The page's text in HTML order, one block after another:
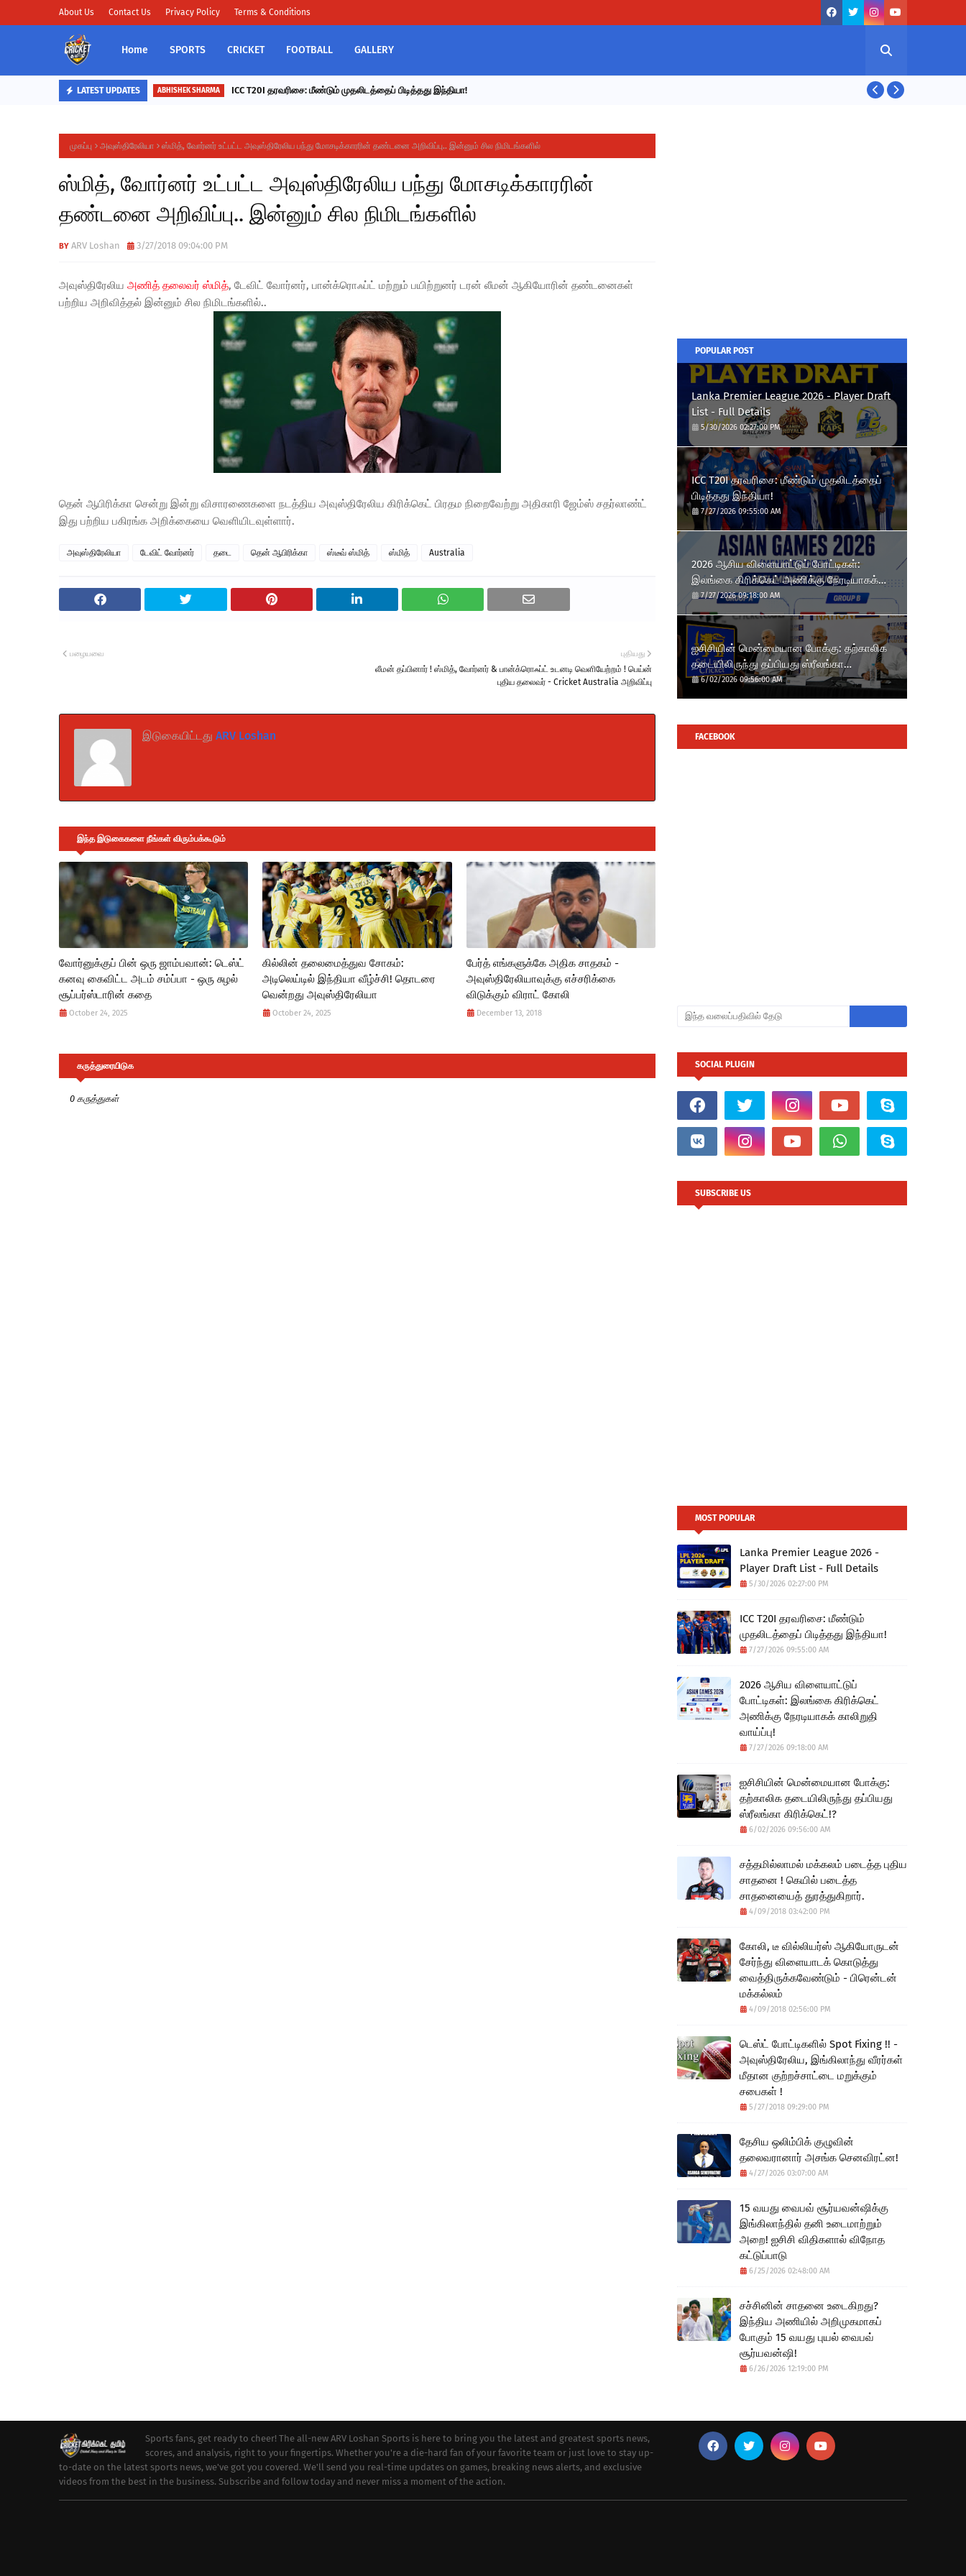
About Us Contact Us Privacy Policy Terms & Conditions
Home SPORTS CRICKET FOOTBALL GALLERY
LATEST UPDATES ABHISHEK SHARMA ICC T20I தரவரிசை: மீண்டும் முதலிடத்தைப் பிடித்தது இந்தியா!
முகப்பு அவுஸ்திரேலியா ஸ்மித், வோர்னர் உட்பட்ட அவுஸ்திரேலிய பந்து மோசடிக்காரரின் தண்டனை அறிவிப்பு.. இன்னும் சில நிமிடங்களில்
ஸ்மித், வோர்னர் உட்பட்ட அவுஸ்திரேலிய பந்து மோசடிக்காரரின்
தண்டனை அறிவிப்பு.. இன்னும் சில நிமிடங்களில்
ARV Loshan 3/27/2018 09:04:00 PM
அவுஸ்திரேலிய அணித் தலைவர் ஸ்மித், டேவிட் வோர்னர், பான்க்ரொஃப்ட் மற்றும் பயிற்றுனர் டரன் லீமன் ஆகியோரின் தண்டனைகள்
பற்றிய அறிவித்தல் இன்னும் சில நிமிடங்களில்..
தென் ஆபிரிக்கா சென்று இன்று விசாரணைகளை நடத்திய அவுஸ்திரேலிய கிரிக்கெட் பிரதம நிறைவேற்று அதிகாரி ஜேம்ஸ் சதர்லாண்ட்
இது பற்றிய பகிரங்க அறிக்கையை வெளியிடவுள்ளார்.
அவுஸ்திரேலியா டேவிட் வோர்னர் தடை தென் ஆபிரிக்கா ஸ்டீவ் ஸ்மித் ஸ்மித் Australia
புதியது
லீமன் தப்பினார் ! ஸ்மித், வோர்னர் & பான்க்ரொஃப்ட் உடனடி வெளியேற்றம் ! பெய்ன்
புதிய தலைவர் - Cricket Australia அறிவிப்பு
பழையவை
இடுகையிட்டது ARV Loshan
இந்த இடுகைகளை நீங்கள் விரும்பக்கூடும்
வோர்னுக்குப் பின் ஒரு ஜாம்பவான்: டெஸ்ட்
கனவு கைவிட்ட அடம் சம்ப்பா - ஒரு சுழல்
சூப்பர்ஸ்டாரின் கதை
October 24, 2025
கில்லின் தலைமைத்துவ சோகம்:
அடிலெய்டில் இந்தியா வீழ்ச்சி! தொடரை
வென்றது அவுஸ்திரேலியா
October 24, 2025
பேர்த் எங்களுக்கே அதிக சாதகம் -
அவுஸ்திரேலியாவுக்கு எச்சரிக்கை
விடுக்கும் விராட் கோலி
December 13, 2018
கருத்துரையிடுக
0 கருத்துகள்
POPULAR POST
Lanka Premier League 2026 - Player Draft
List - Full Details
5/30/2026 02:27:00 PM
ICC T20I தரவரிசை: மீண்டும் முதலிடத்தைப்
பிடித்தது இந்தியா!
7/27/2026 09:55:00 AM
2026 ஆசிய விளையாட்டுப் போட்டிகள்:
இலங்கை கிரிக்கெட் அணிக்கு நேரடியாகக்
காலிறுதி வாய்ப்பு!
7/27/2026 09:18:00 AM
ஐசிசியின் மென்மையான போக்கு: தற்காலிக
தடையிலிருந்து தப்பியது ஸ்ரீலங்கா
கிரிக்கெட்!?
6/02/2026 09:56:00 AM
FACEBOOK
SOCIAL PLUGIN
SUBSCRIBE US
MOST POPULAR
Lanka Premier League 2026 -
Player Draft List - Full Details
5/30/2026 02:27:00 PM
ICC T20I தரவரிசை: மீண்டும்
முதலிடத்தைப் பிடித்தது இந்தியா!
7/27/2026 09:55:00 AM
2026 ஆசிய விளையாட்டுப்
போட்டிகள்: இலங்கை கிரிக்கெட்
அணிக்கு நேரடியாகக் காலிறுதி
வாய்ப்பு!
7/27/2026 09:18:00 AM
ஐசிசியின் மென்மையான போக்கு:
தற்காலிக தடையிலிருந்து தப்பியது
ஸ்ரீலங்கா கிரிக்கெட்!?
6/02/2026 09:56:00 AM
சத்தமில்லாமல் மக்கலம் படைத்த புதிய
சாதனை ! கெயில் படைத்த
சாதனையைத் துரத்துகிறார்.
4/09/2018 03:42:00 PM
கோலி, டீ வில்லியர்ஸ் ஆகியோருடன்
சேர்ந்து விளையாடக் கொடுத்து
வைத்திருக்கவேண்டும் - பிரென்டன்
மக்கல்லம்
4/09/2018 02:56:00 PM
டெஸ்ட் போட்டிகளில் Spot Fixing !! -
அவுஸ்திரேலிய, இங்கிலாந்து வீரர்கள்
மீதான குற்றச்சாட்டை மறுக்கும்
சபைகள் !
5/27/2018 09:29:00 PM
தேசிய ஒலிம்பிக் குழுவின்
தலைவரானார் அசங்க செனவிரட்ன!
4/27/2026 03:07:00 AM
15 வயது வைபவ் சூர்யவன்ஷிக்கு
இங்கிலாந்தில் தனி உடைமாற்றும்
அறை! ஐசிசி விதிகளால் விநோத
கட்டுப்பாடு
6/25/2026 02:48:00 AM
சச்சினின் சாதனை உடைகிறது?
இந்திய அணியில் அறிமுகமாகப்
போகும் 15 வயது புயல் வைபவ்
சூர்யவன்ஷி!
6/26/2026 12:19:00 PM
Sports fans, get ready to cheer! The all-new ARV Loshan Sports is here to bring you the latest and greatest sports news,
scores, and analysis, right to your fingertips. Whether you're a die-hard fan of your favorite team or just love to stay up-
to-date on the latest sports news, we've got you covered. We'll send you real-time updates on games, breaking news alerts, and exclusive
videos from the best in the business. Subscribe and follow today and never miss a moment of the action.